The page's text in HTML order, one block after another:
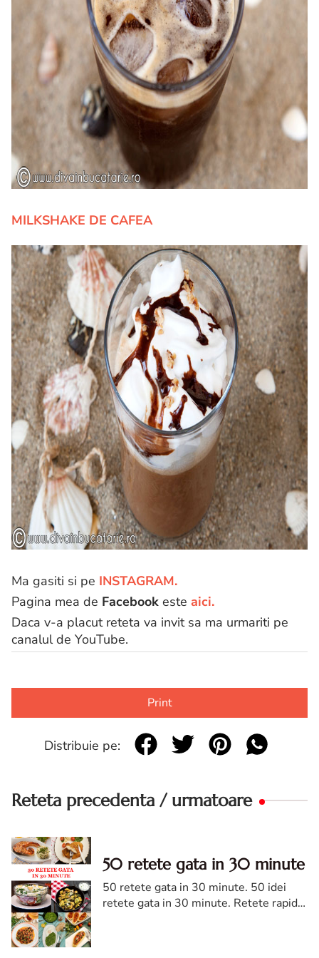
MILKSHAKE DE CAFEA
Ma gasiti si pe INSTAGRAM.
Pagina mea de Facebook este aici.
Daca v-a placut reteta va invit sa ma urmariti pe
canalul de YouTube.
Print
Distribuie pe:
Reteta precedenta / urmatoare
50 retete gata in 30 minute
50 retete gata in 30 minute. 50 idei
retete gata in 30 minute. Retete rapide.